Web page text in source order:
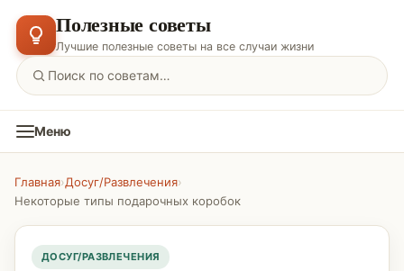
Полезные советы
Лучшие полезные советы на все случаи жизни
Меню
Главная›Досуг/Развлечения›
Некоторые типы подарочных коробок
ДОСУГ/РАЗВЛЕЧЕНИЯ